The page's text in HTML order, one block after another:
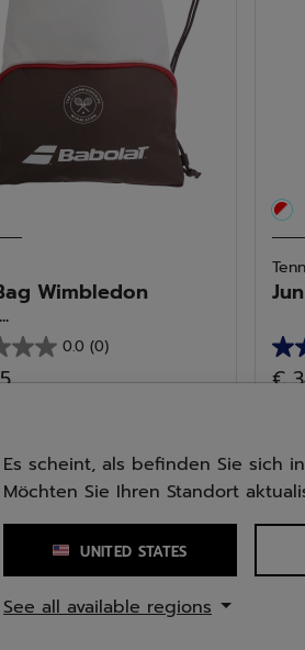
Wimbledon
0.0 (0)
5.0
von
1
€
Es scheint, als befinden Sie sich
Möchten Sie Ihren Standort
UNITED STATES
See all available regions